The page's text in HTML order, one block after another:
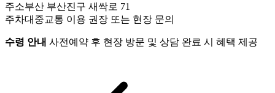
주소부산 부산진구 새싹로 71
주차대중교통 이용 권장 또는 현장 문의
수령 안내 사전예약 후 현장 방문 및 상담 완료 시 혜택 제공